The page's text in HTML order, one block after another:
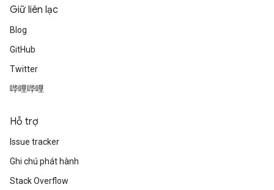
Giữ liên lạc
Blog
GitHub
Twitter
哔哩哔哩
Hỗ trợ
Issue tracker
Ghi chú phát hành
Stack Overflow